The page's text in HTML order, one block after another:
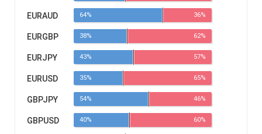
EURAUD 64% 36%
EURGBP 38% 62%
EURJPY 43% 57%
EURUSD 35% 65%
GBPJPY 54% 46%
GBPUSD 40% 60%